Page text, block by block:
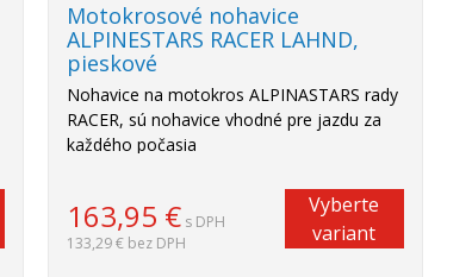
Motokrosové nohavice
ALPINESTARS RACER LAHND,
pieskové
Nohavice na motokros ALPINASTARS rady
RACER, sú nohavice vhodné pre jazdu za
každého počasia
163,95 € s DPH
133,29 € bez DPH
Vyberte
variant